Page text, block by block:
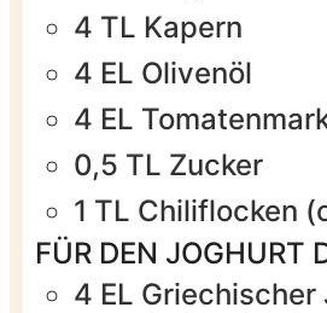
4 TL Kapern
4 EL Olivenöl
4 EL
0,5 TL Zucker
1 TL Chiliflocken
FÜR DEN JOGHURT
4 EL Griechischer